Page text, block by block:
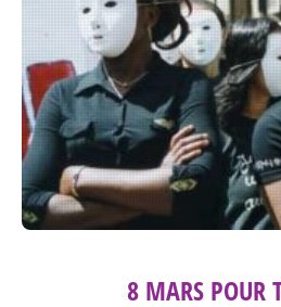
8 MARS POUR